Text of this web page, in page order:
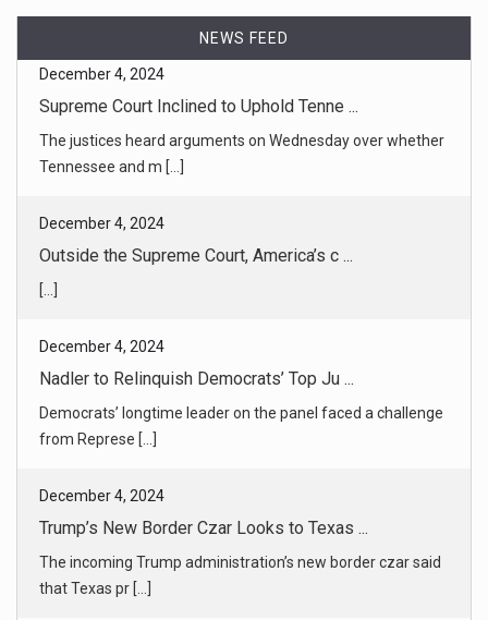
NEWS FEED
December 4, 2024
Outside the Supreme Court, America’s c ...
from Represe [...]
December 4, 2024
Trump’s New Border Czar Looks to Texas ...
The incoming Trump administration’s new border czar said
that Texas pr [...]
December 4, 2024
Pardon Backlash Reflects Fraught Break ...
The criticism of the president’s pardon of his son from
within his own [...]